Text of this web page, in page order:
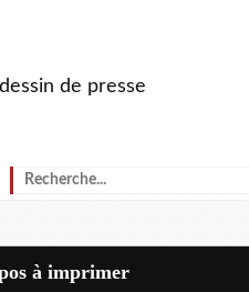
de presse
à imprimer